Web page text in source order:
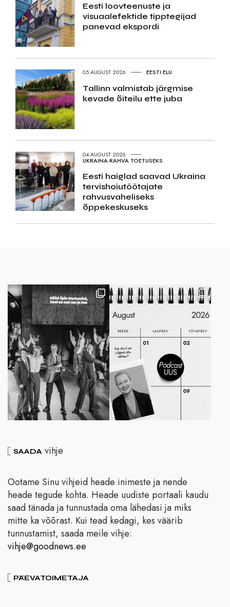
Eesti loovteenuste ja
visuaalefektide tipptegijad
panevad ekspordi
05.AUGUST 2026 EESTI ELU
Tallinn valmistab järgmise
kevade õiteilu ette juba
04.AUGUST 2026
UKRAINA RAHVA TOETUSEKS
Eesti haiglad saavad Ukraina
tervishoiutöötajate
rahvusvaheliseks
õppekeskuseks
SAADA vihje
Ootame Sinu vihjeid heade inimeste ja nende
heade tegude kohta. Heade uudiste portaali kaudu
saad tänada ja tunnustada oma lähedasi ja miks
mitte ka võõrast. Kui tead kedagi, kes väärib
tunnustamist, saada meile vihje:
vihje@goodnews.ee
PÄEVATOIMETAJA